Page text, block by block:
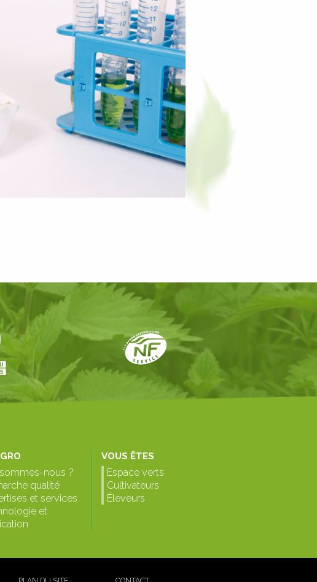
nous ?
qualité
et services
et
VOUS ÊTES
Espace verts
Cultivateurs
Éleveurs